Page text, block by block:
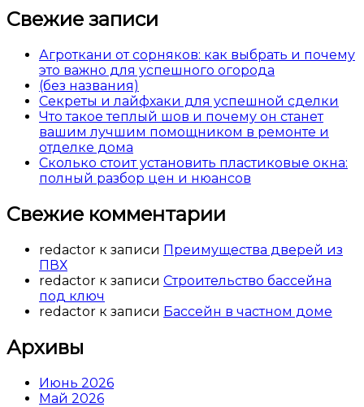
Свежие записи
Агроткани от сорняков: как выбрать и почему
это важно для успешного огорода
(без названия)
Секреты и лайфхаки для успешной сделки
Что такое теплый шов и почему он станет
вашим лучшим помощником в ремонте и
отделке дома
Сколько стоит установить пластиковые окна:
полный разбор цен и нюансов
Свежие комментарии
redactor к записи Преимущества дверей из
ПВХ
redactor к записи Строительство бассейна
под ключ
redactor к записи Бассейн в частном доме
Архивы
Июнь 2026
Май 2026